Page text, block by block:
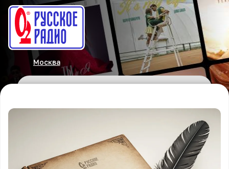
Москва